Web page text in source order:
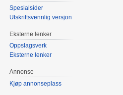
Spesialsider
Utskriftsvennlig versjon
Eksterne lenker
Oppslagsverk
Eksterne lenker
Annonse
Kjøp annonseplass